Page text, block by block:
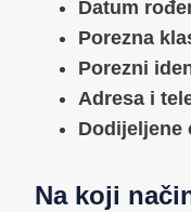
Datum
Porezna
Porezni
Adresa i
Dodijeljene
Na koji